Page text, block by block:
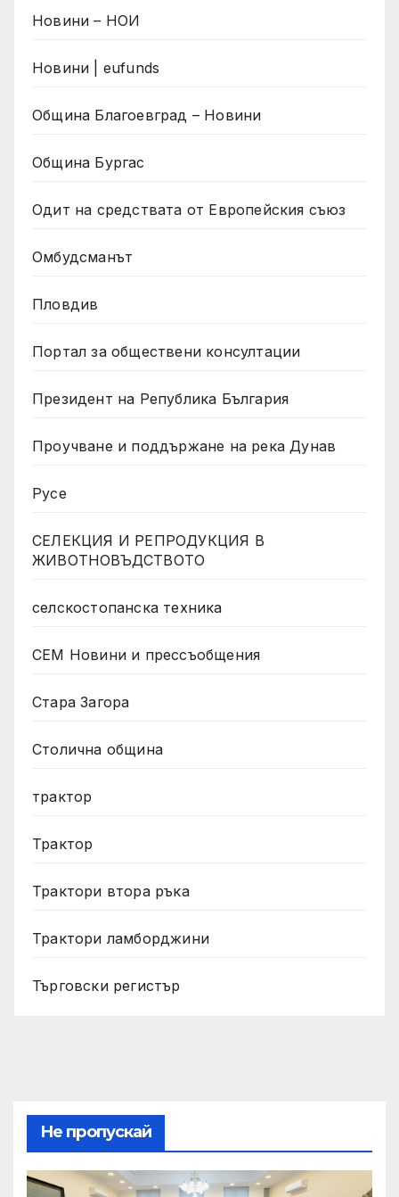
Новини – НОИ
Новини | eufunds
Община Благоевград – Новини
Община Бургас
Одит на средствата от Европейския съюз
Омбудсманът
Пловдив
Портал за обществени консултации
Президент на Република България
Проучване и поддържане на река Дунав
Русе
СЕЛЕКЦИЯ И РЕПРОДУКЦИЯ В
ЖИВОТНОВЪДСТВОТО
селскостопанска техника
СЕМ Новини и прессъобщения
Стара Загора
Столична община
трактор
Трактор
Трактори втора ръка
Трактори ламборджини
Търговски регистър
Не пропускай